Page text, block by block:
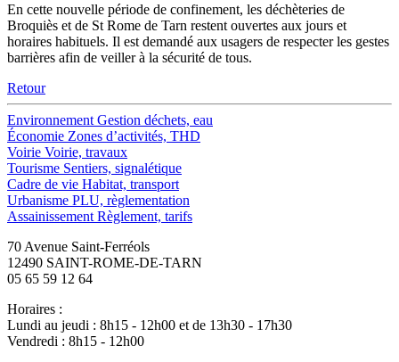
En cette nouvelle période de confinement, les déchèteries de
Broquiès et de St Rome de Tarn restent ouvertes aux jours et
horaires habituels. Il est demandé aux usagers de respecter les gestes
barrières afin de veiller à la sécurité de tous.
Retour
Environnement Gestion déchets, eau
Économie Zones d’activités, THD
Voirie Voirie, travaux
Tourisme Sentiers, signalétique
Cadre de vie Habitat, transport
Urbanisme PLU, règlementation
Assainissement Règlement, tarifs
70 Avenue Saint-Ferréols
12490 SAINT-ROME-DE-TARN
05 65 59 12 64
Horaires :
Lundi au jeudi : 8h15 - 12h00 et de 13h30 - 17h30
Vendredi : 8h15 - 12h00